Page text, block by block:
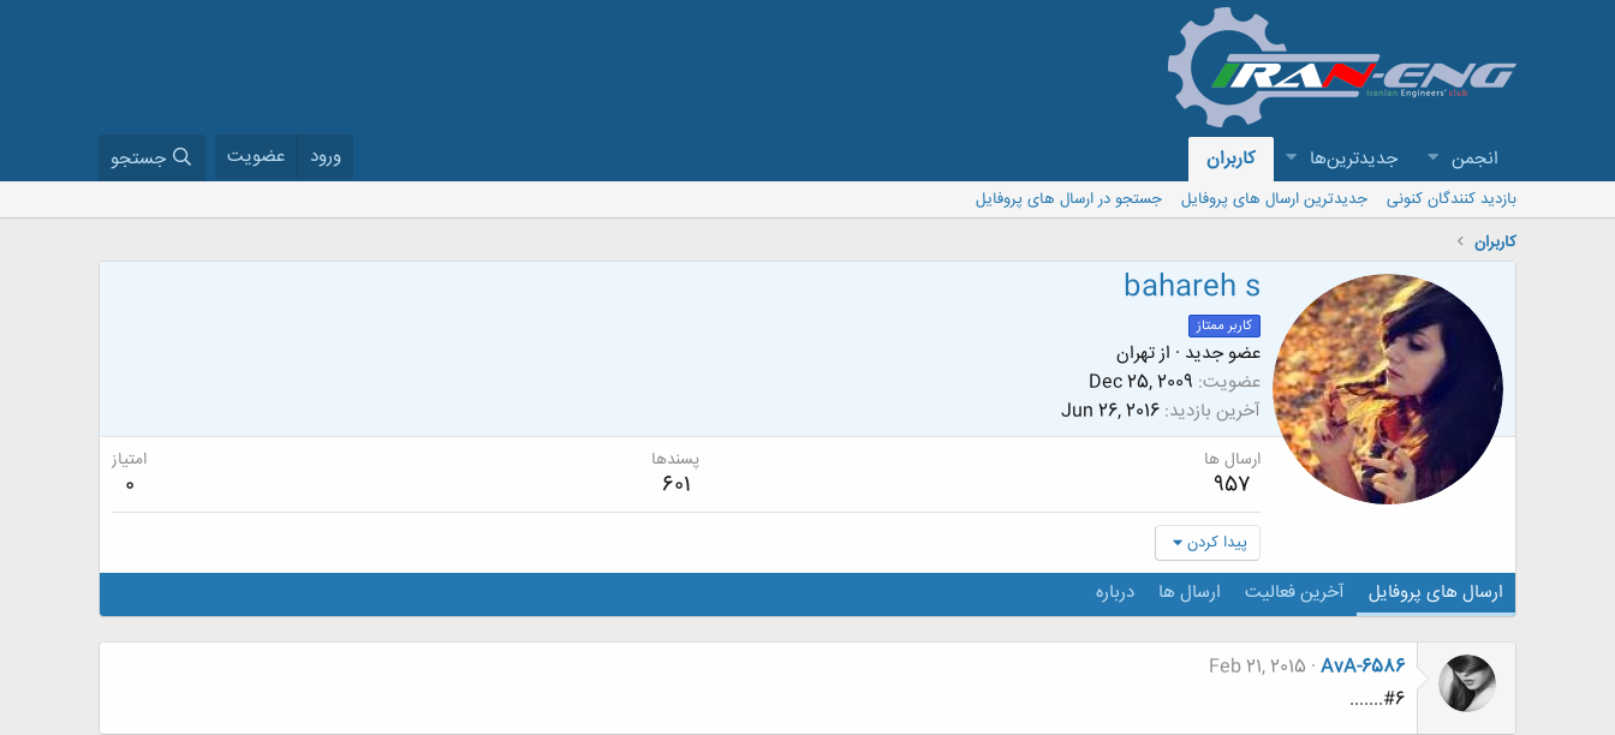
انجمن جدیدترین‌ها کاربران ورود عضویت جستجو
بازدید کنندگان کنونی جدیدترین ارسال های پروفایل
جستجو در ارسال های پروفایل
کاربران
bahareh s
کاربر ممتاز
عضو جدید · ازتهران
عضویت Dec 25, 2009
آخرین بازدید Jun 26, 2016
ارسال ها
957
پسندها
601
امتیاز
0
پیدا کردن
ارسال های پروفایل آخرین فعالیت ارسال ها درباره
AvA-6586
Feb 21, 2015
#6.......